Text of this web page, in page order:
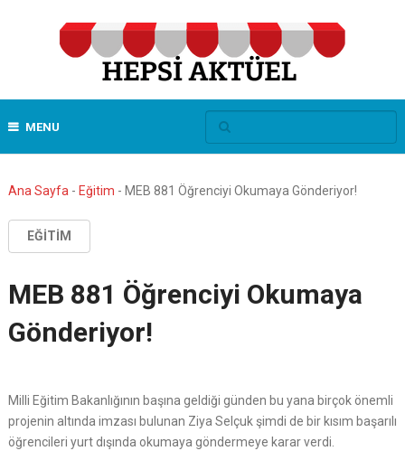
MENU
Ana Sayfa - Eğitim - MEB 881 Öğrenciyi Okumaya Gönderiyor!
EĞITIM
MEB 881 Öğrenciyi Okumaya
Gönderiyor!
Milli Eğitim Bakanlığının başına geldiği günden bu yana birçok önemli
projenin altında imzası bulunan Ziya Selçuk şimdi de bir kısım başarılı
öğrencileri yurt dışında okumaya göndermeye karar verdi.